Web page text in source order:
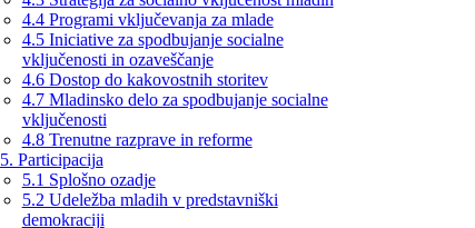
4.4 Programi vključevanja za mlade
4.5 Iniciative za spodbujanje socialne
vključenosti in ozaveščanje
4.6 Dostop do kakovostnih storitev
4.7 Mladinsko delo za spodbujanje socialne
vključenosti
4.8 Trenutne razprave in reforme
5. Participacija
5.1 Splošno ozadje
5.2 Udeležba mladih v predstavniški
demokraciji